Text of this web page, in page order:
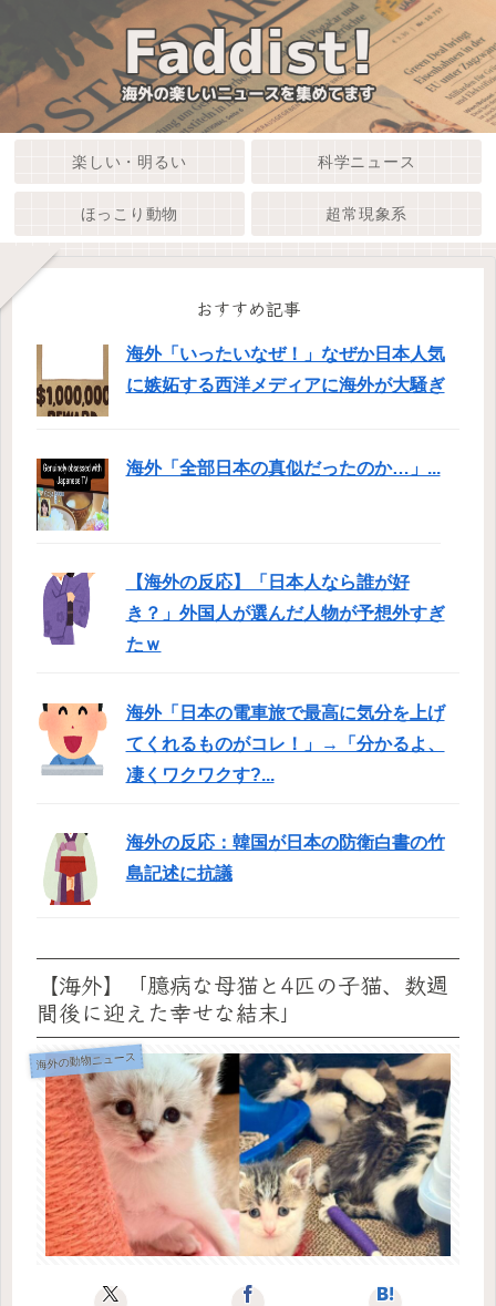
楽しい・明るい 科学ニュース
ほっこり動物 超常現象系
おすすめ記事
海外「いったいなぜ！」なぜか日本人気
に嫉妬する西洋メディアに海外が大騒ぎ
海外「全部日本の真似だったのか…」...
【海外の反応】「日本人なら誰が好
き？」外国人が選んだ人物が予想外すぎ
たｗ
海外「日本の電車旅で最高に気分を上げ
てくれるものがコレ！」→「分かるよ、
凄くワクワクす?...
海外の反応：韓国が日本の防衛白書の竹
島記述に抗議
【海外】「臆病な母猫と4匹の子猫、数週
間後に迎えた幸せな結末」
海外の動物ニュース